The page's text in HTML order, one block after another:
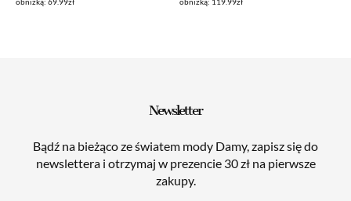
Newsletter
Bądź na bieżąco ze światem mody Damy, zapisz się do
newslettera i otrzymaj w prezencie 30 zł na pierwsze
zakupy.